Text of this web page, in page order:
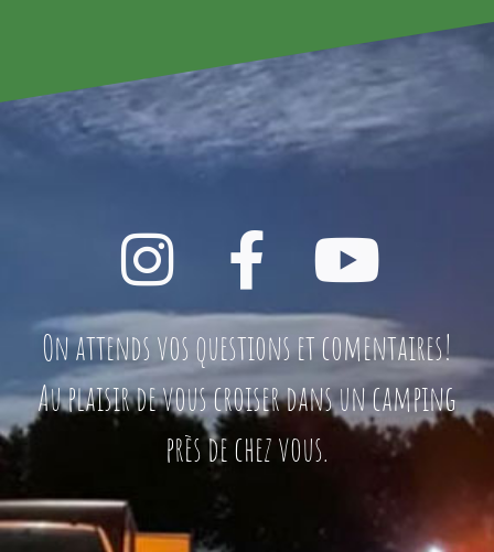
On attends vos questions et comentaires!
Au plaisir de vous croiser dans un camping
près de chez vous.